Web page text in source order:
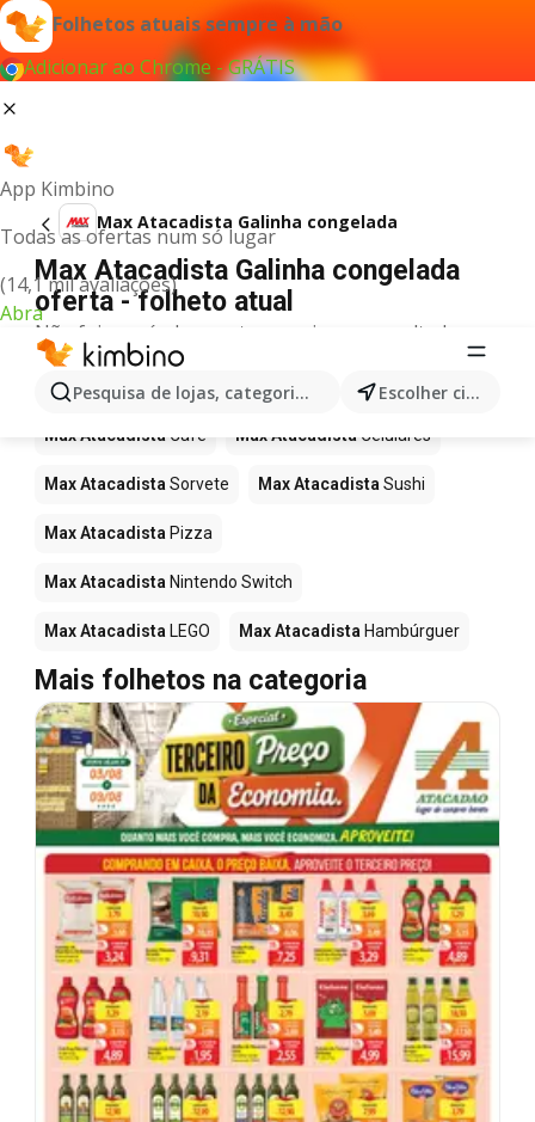
Folhetos atuais sempre à mão
Adicionar ao Chrome - GRÁTIS
App Kimbino
Todas as ofertas num só lugar
(14,1 mil avaliações)
Abra
Pesquisa de lojas, categorias,produtos... Escolher cidade
Max Atacadista Galinha congelada
Max Atacadista Galinha congelada
oferta - folheto atual
Não foi possível encontrar quaisquer resultados
para este termo.
Mais produtos em Max Atacadista
Max Atacadista Café Max Atacadista Celulares
Max Atacadista Sorvete Max Atacadista Sushi
Max Atacadista Pizza
Max Atacadista Nintendo Switch
Max Atacadista LEGO Max Atacadista Hambúrguer
Mais folhetos na categoria